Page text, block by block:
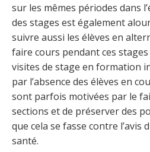
sur les mêmes périodes dans
des stages est également
suivre aussi les élèves en
faire cours pendant ces
visites de stage en formation
par l’absence des élèves en
sont parfois motivées par le
sections et de préserver des
que cela se fasse contre l’avis
santé.